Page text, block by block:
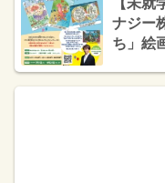
【未
ナジー
ち」絵
り！）